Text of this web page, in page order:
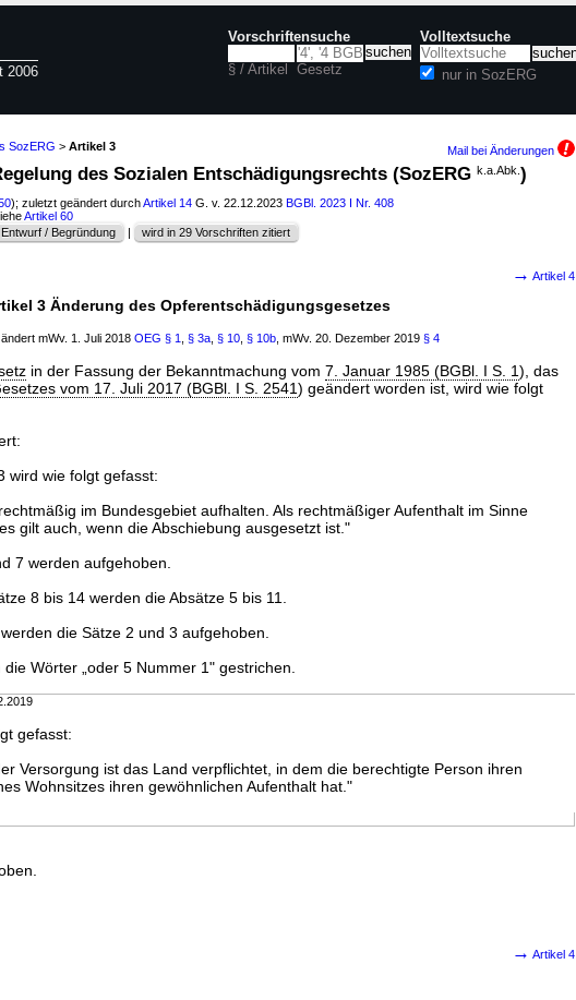
2006
Vorschriftensuche
§ / Artikel Gesetz
Volltextsuche
nur in SozERG
SozERG > Artikel 3 Mail bei Änderungen
des Sozialen Entschädigungsrechts (SozERG k.a.Abk. )
); zuletzt geändert durchArtikel 14 G. v. 22.12.2023 BGBl. 2023 I Nr. 408
Artikel 60
/ Begründung | wird in 29 Vorschriften zitiert
→ Artikel 4
3 Änderung des Opferentschädigungsgesetzes
mWv. 1. Juli 2018 OEG § 1 § 3a § 10 § 10b , mWv. 20. Dezember 2019 § 4
in der Fassung der Bekanntmachung vom 7. Januar 1985 (BGBl. I S. 1), das
vom 17. Juli 2017 (BGBl. I S. 2541) geändert worden ist, wird wie folgt
wird wie folgt gefasst:
im Bundesgebiet aufhalten. Als rechtmäßiger Aufenthalt im Sinne
gilt auch, wenn die Abschiebung ausgesetzt ist."
7 werden aufgehoben.
8 bis 14 werden die Absätze 5 bis 11.
die Sätze 2 und 3 aufgehoben.
die Wörter „oder 5 Nummer 1" gestrichen.
gefasst:
Versorgung ist das Land verpflichtet, in dem die berechtigte Person ihren
Wohnsitzes ihren gewöhnlichen Aufenthalt hat."
→ Artikel 4